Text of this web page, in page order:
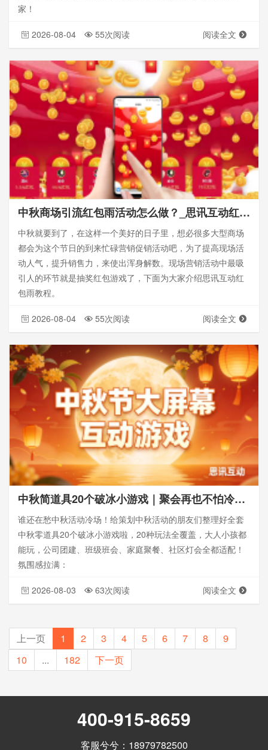
家！
2026-08-04 55次阅读 阅读全文
中秋商场引流红包雨活动怎么做？_思讯互动红包雨教程分享
中秋就要到了，在这样一个美好的日子里，想必很多大型商场
都会为这个节日的到来忙碌营销促销活动吧，为了提高现场活
动人气，提升销售力，来使出浑身解数。现场营销活动中最吸
引人的环节就是抽奖红包游戏了，下面为大家介绍思讯互动红
包雨教程。
2026-08-04 55次阅读 阅读全文
中秋简道具20个破冰小游戏｜聚会再也不怕冷场啦_思讯互动
谁还在愁中秋活动冷场！给策划中秋活动的朋友们整理好全套
中秋零道具20个破冰小游戏啦，20种玩法全覆盖，大人小孩都
能玩，公司团建、班级班会、家庭聚餐、社区灯会全都适配！
氛围感拉满：
2026-08-03 63次阅读 阅读全文
上一页 1 2 3 4 5 6 7 8
9
10
... 182 下一页
400-915-8659
客服兮兮：18979782500